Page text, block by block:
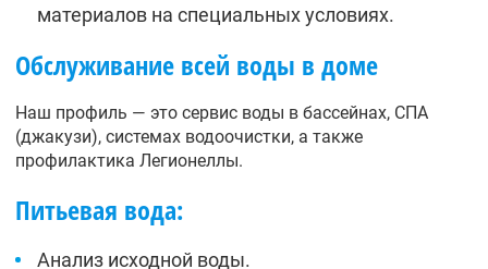
материалов на специальных условиях.
Обслуживание всей воды в доме
Наш профиль — это сервис воды в бассейнах, СПА
(джакузи), системах водоочистки, а также
профилактика Легионеллы.
Питьевая вода:
Анализ исходной воды.